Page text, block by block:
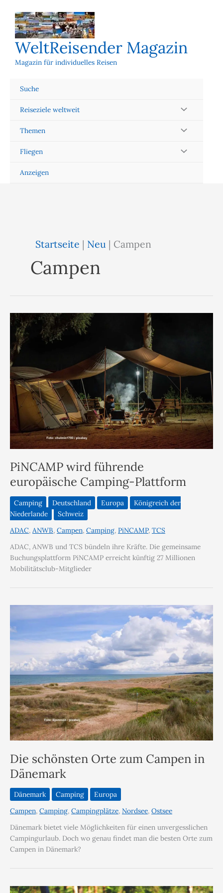
Inhalt
springen
WeltReisender Magazin
Magazin für individuelles Reisen
Suche
Reiseziele weltweit
Themen
Fliegen
Anzeigen
Startseite | Neu | Campen
Campen
PiNCAMP wird führende
europäische Camping-Plattform
Camping Deutschland Europa
Königreich der
Niederlande
Schweiz
ADAC, ANWB, Campen, Camping, PiNCAMP, TCS
ADAC, ANWB und TCS bündeln ihre Kräfte. Die gemeinsame
Buchungsplattform PiNCAMP erreicht künftig 27 Millionen
Mobilitätsclub-Mitglieder
Die schönsten Orte zum Campen in
Dänemark
Dänemark Camping
Europa
Campen, Camping, Campingplätze, Nordsee, Ostsee
Dänemark bietet viele Möglichkeiten für einen unvergesslichen
Campingurlaub. Doch wo genau findet man die besten Orte zum
Campen in Dänemark?